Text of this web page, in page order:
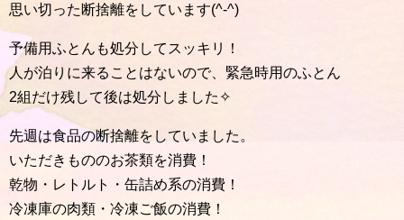
思い切った断捨離をしています(^-^)
予備用ふとんも処分してスッキリ！
人が泊りに来ることはないので、緊急時用のふとん
2組だけ残して後は処分しました✧
先週は食品の断捨離をしていました。
いただきもののお茶類を消費！
乾物・レトルト・缶詰め系の消費！
冷凍庫の肉類・冷凍ご飯の消費！